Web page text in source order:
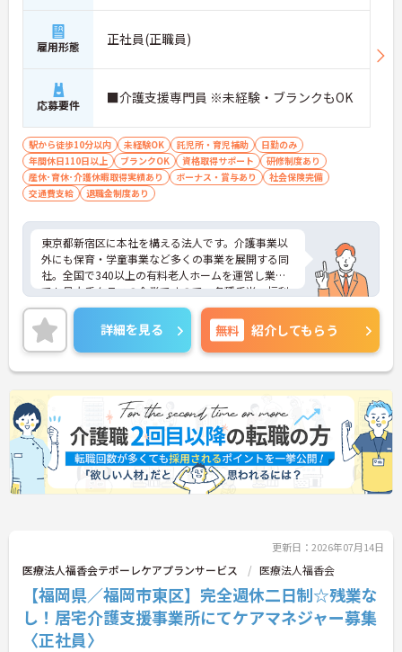
雇用形態 正社員(正職員)
応募要件 ■介護支援専門員 ※未経験・ブランクもOK
駅から徒歩10分以内 未経験OK 託児所・育児補助
日勤のみ
年間休日110日以上
ブランクOK 資格取得サポート
研修制度あり
産休･育休･介護休暇取得実績あり
ボーナス・賞与あり
社会保険完備
交通費支給
退職金制度あり
東京都新宿区に本社を構える法人です。介護事業以
外にも保育・学童事業など多くの事業を展開する同
社。全国で340以上の有料老人ホームを運営し業界
でも最大手クラスの企業ですので、各種手当、福利
厚生も充実しており、長く安心して働いていただけ
る環境です。研修制度や資格取得支援制度があり、
教育制度も整っています！フレックス制勤務なの
で、公休や有休などお休みもしっかりとれ、メリハ
リのある勤務が可能です。ご興味ある方には、面接
対策ポイントなど、さらに詳細をお話しいたします
のでお気軽にご相談ください！
詳細を見る 無料 紹介してもらう
更新日：2026年07月14日
医療法人福香会テポーレケアプランサービス 医療法人福香会
【福岡県／福岡市東区】完全週休二日制☆残業な
し！居宅介護支援事業所にてケアマネジャー募集
〈正社員〉